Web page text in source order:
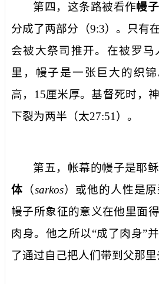
第四，这条路被看作幔子
分成了两部分（9:3）。只有
会被大祭司推开。在被罗
里，幔子是一张巨大的织
高， 15厘米厚。基督死时，
下裂为两半（太27:51 ）。
第五，帐幕的幔子是耶
体 （sarkos）或他的人性是
幔子所象征的意义在他里面
肉身。他之所以“成了肉身”
了通过自己把人们带到父那里